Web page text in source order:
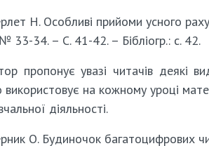
Н. Особливі прийоми усного
33-34. – С. 41-42. – Бібліогр.: с. 42.
пропонує увазі читачів деякі
використовує на кожному уроці
діяльності.
О. Будиночок багатоцифрових